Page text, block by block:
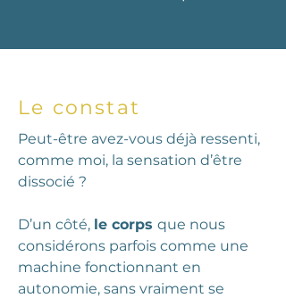
Le constat
Peut-être avez-vous déjà ressenti,
comme moi, la sensation d’être
dissocié ?
D’un côté, le corps que nous
considérons parfois comme une
machine fonctionnant en
autonomie, sans vraiment se